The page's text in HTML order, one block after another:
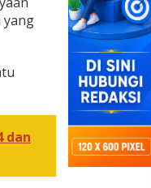
yang
dan